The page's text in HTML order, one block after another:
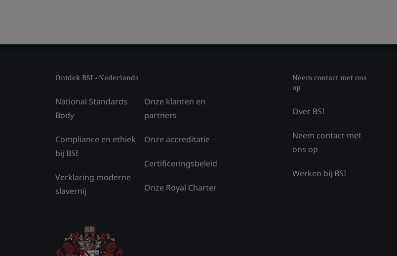
Ontdek BSI - Nederlands
National Standards
Body
Compliance en ethiek
bij BSI
Verklaring moderne
slavernij
Onze klanten en
partners
Onze accreditatie
Certificeringsbeleid
Onze Royal Charter
Neem contact met ons
op
Over BSI
Neem contact met
ons op
Werken bij BSI